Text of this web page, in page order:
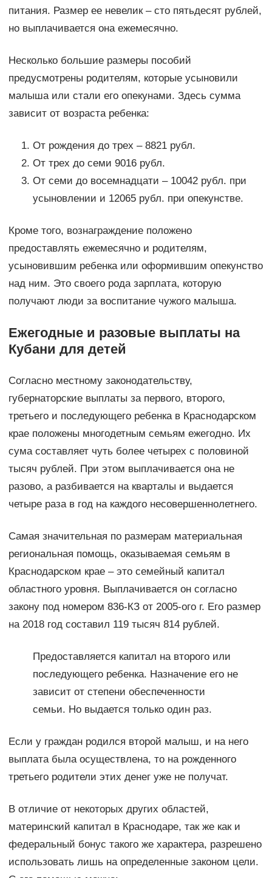
питания. Размер ее невелик – сто пятьдесят рублей,
но выплачивается она ежемесячно.
Несколько большие размеры пособий
предусмотрены родителям, которые усыновили
малыша или стали его опекунами. Здесь сумма
зависит от возраста ребенка:
От рождения до трех – 8821 рубл.
От трех до семи 9016 рубл.
От семи до восемнадцати – 10042 рубл. при
усыновлении и 12065 рубл. при опекунстве.
Кроме того, вознаграждение положено
предоставлять ежемесячно и родителям,
усыновившим ребенка или оформившим опекунство
над ним. Это своего рода зарплата, которую
получают люди за воспитание чужого малыша.
Ежегодные и разовые выплаты на
Кубани для детей
Согласно местному законодательству,
губернаторские выплаты за первого, второго,
третьего и последующего ребенка в Краснодарском
крае положены многодетным семьям ежегодно. Их
сума составляет чуть более четырех с половиной
тысяч рублей. При этом выплачивается она не
разово, а разбивается на кварталы и выдается
четыре раза в год на каждого несовершеннолетнего.
Самая значительная по размерам материальная
региональная помощь, оказываемая семьям в
Краснодарском крае – это семейный капитал
областного уровня. Выплачивается он согласно
закону под номером 836-КЗ от 2005-ого г. Его размер
на 2018 год составил 119 тысяч 814 рублей.
Предоставляется капитал на второго или
последующего ребенка. Назначение его не
зависит от степени обеспеченности
семьи. Но выдается только один раз.
Если у граждан родился второй малыш, и на него
выплата была осуществлена, то на рожденного
третьего родители этих денег уже не получат.
В отличие от некоторых других областей,
материнский капитал в Краснодаре, так же как и
федеральный бонус такого же характера, разрешено
использовать лишь на определенные законом цели.